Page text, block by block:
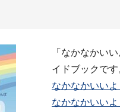
「なかなかい
イドブックです
なかなかいい
なかなかいい